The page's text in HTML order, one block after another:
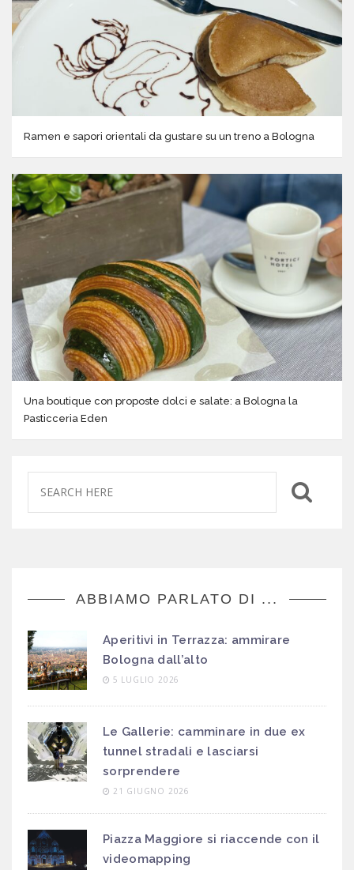
Ramen e sapori orientali da gustare su un treno a Bologna
Una boutique con proposte dolci e salate: a Bologna la
Pasticceria Eden
ABBIAMO PARLATO DI ...
Aperitivi in Terrazza: ammirare
Bologna dall’alto
5 LUGLIO 2026
Le Gallerie: camminare in due ex
tunnel stradali e lasciarsi
sorprendere
21 GIUGNO 2026
Piazza Maggiore si riaccende con il
videomapping